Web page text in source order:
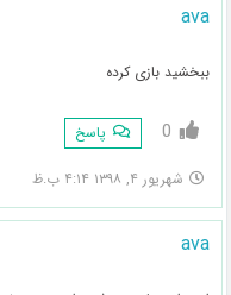
ava
ببخشید بازی کرده
0 پاسخ
شهریور ۴, ۱۳۹۸ ۴:۱۴ ب.ظ
ava